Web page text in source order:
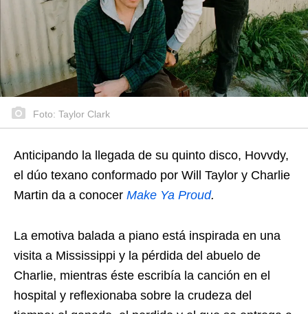
Foto: Taylor Clark
Anticipando la llegada de su quinto disco, Hovvdy,
el dúo texano conformado por Will Taylor y Charlie
Martin da a conocer Make Ya Proud.
La emotiva balada a piano está inspirada en una
visita a Mississippi y la pérdida del abuelo de
Charlie, mientras éste escribía la canción en el
hospital y reflexionaba sobre la crudeza del